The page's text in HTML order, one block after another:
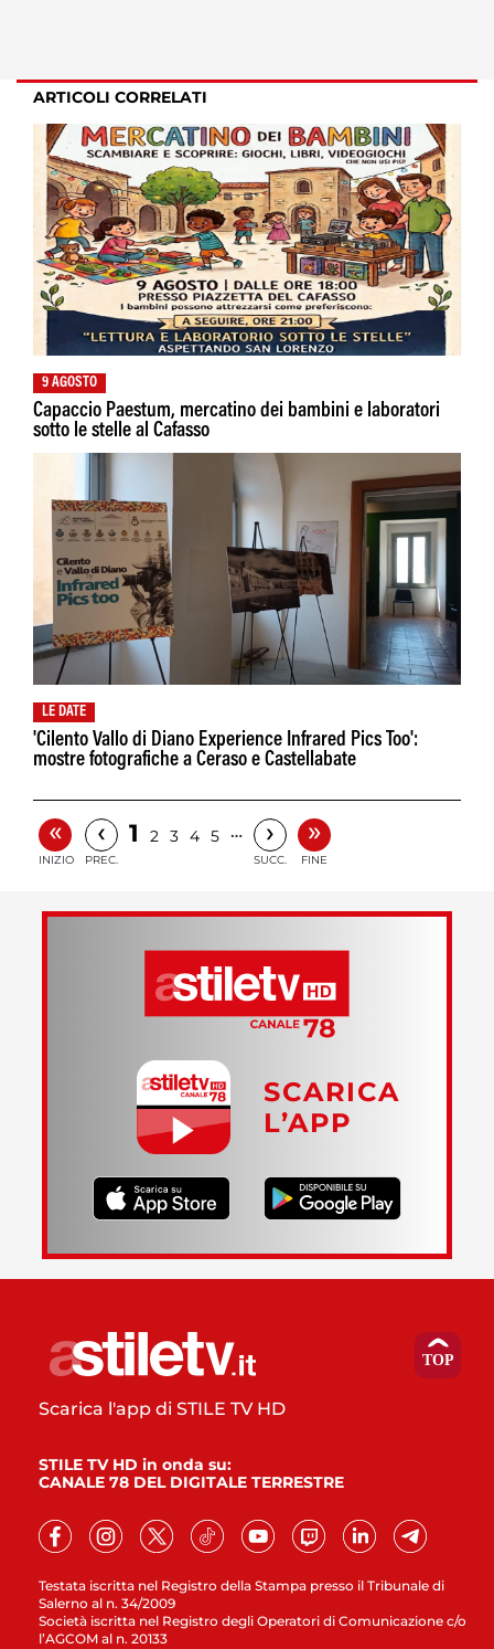
ARTICOLI CORRELATI
9 AGOSTO
Capaccio Paestum, mercatino dei bambini e laboratori
sotto le stelle al Cafasso
LE DATE
'Cilento Vallo di Diano Experience Infrared Pics Too':
mostre fotografiche a Ceraso e Castellabate
«
INIZIO
‹
PREC.
1 2 3 4 5 … ›
SUCC.
»
FINE
SCARICA
L’APP
Testata iscritta nel Registro della Stampa presso il Tribunale di
Salerno al n. 34/2009
Società iscritta nel Registro degli Operatori di Comunicazione c/o
l’AGCOM al n. 20133
Scarica l'app di STILE TV HD
STILE TV HD in onda su:
CANALE 78 DEL DIGITALE TERRESTRE